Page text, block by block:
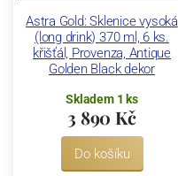
Astra Gold: Sklenice vysoká
(long drink) 370 ml, 6 ks.
křišťál, Provenza, Antique
Golden Black dekor
Skladem 1 ks
3 890 Kč
Do košíku